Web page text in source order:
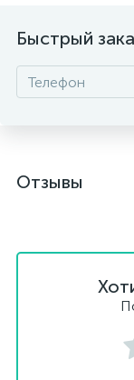
Быстрый
Отзывы